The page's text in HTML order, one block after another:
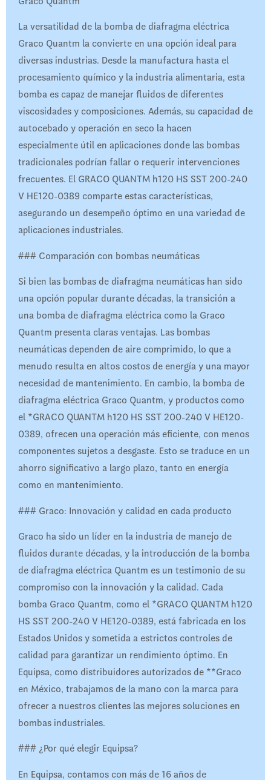
La versatilidad de la bomba de diafragma eléctrica
Graco Quantm la convierte en una opción ideal para
diversas industrias. Desde la manufactura hasta el
procesamiento químico y la industria alimentaria, esta
bomba es capaz de manejar fluidos de diferentes
viscosidades y composiciones. Además, su capacidad de
autocebado y operación en seco la hacen
especialmente útil en aplicaciones donde las bombas
tradicionales podrían fallar o requerir intervenciones
frecuentes. El GRACO QUANTM h120 HS SST 200-240
V HE120-0389 comparte estas características,
asegurando un desempeño óptimo en una variedad de
aplicaciones industriales.
### Comparación con bombas neumáticas
Si bien las bombas de diafragma neumáticas han sido
una opción popular durante décadas, la transición a
una bomba de diafragma eléctrica como la Graco
Quantm presenta claras ventajas. Las bombas
neumáticas dependen de aire comprimido, lo que a
menudo resulta en altos costos de energía y una mayor
necesidad de mantenimiento. En cambio, la bomba de
diafragma eléctrica Graco Quantm, y productos como
el *GRACO QUANTM h120 HS SST 200-240 V HE120-
0389, ofrecen una operación más eficiente, con menos
componentes sujetos a desgaste. Esto se traduce en un
ahorro significativo a largo plazo, tanto en energía
como en mantenimiento.
### Graco: Innovación y calidad en cada producto
Graco ha sido un líder en la industria de manejo de
fluidos durante décadas, y la introducción de la bomba
de diafragma eléctrica Quantm es un testimonio de su
compromiso con la innovación y la calidad. Cada
bomba Graco Quantm, como el *GRACO QUANTM h120
HS SST 200-240 V HE120-0389, está fabricada en los
Estados Unidos y sometida a estrictos controles de
calidad para garantizar un rendimiento óptimo. En
Equipsa, como distribuidores autorizados de **Graco
en México, trabajamos de la mano con la marca para
ofrecer a nuestros clientes las mejores soluciones en
bombas industriales.
### ¿Por qué elegir Equipsa?
En Equipsa, contamos con más de 16 años de